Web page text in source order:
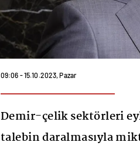
09:06 - 15.10.2023, Pazar
Demir-çelik sektörleri
talebin daralmasıyla